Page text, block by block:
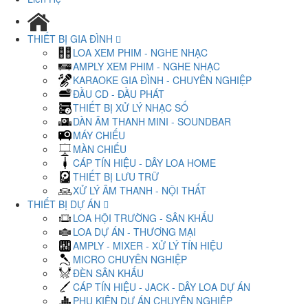
THIẾT BỊ GIA ĐÌNH
LOA XEM PHIM - NGHE NHẠC
AMPLY XEM PHIM - NGHE NHẠC
KARAOKE GIA ĐÌNH - CHUYÊN NGHIỆP
ĐẦU CD - ĐẦU PHÁT
THIẾT BỊ XỬ LÝ NHẠC SỐ
DÀN ÂM THANH MINI - SOUNDBAR
MÁY CHIẾU
MÀN CHIẾU
CÁP TÍN HIỆU - DÂY LOA HOME
THIẾT BỊ LƯU TRỮ
XỬ LÝ ÂM THANH - NỘI THẤT
THIẾT BỊ DỰ ÁN
LOA HỘI TRƯỜNG - SÂN KHẤU
LOA DỰ ÁN - THƯƠNG MẠI
AMPLY - MIXER - XỬ LÝ TÍN HIỆU
MICRO CHUYÊN NGHIỆP
ĐÈN SÂN KHẤU
CÁP TÍN HIỆU - JACK - DÂY LOA DỰ ÁN
PHỤ KIỆN DỰ ÁN CHUYÊN NGHIỆP